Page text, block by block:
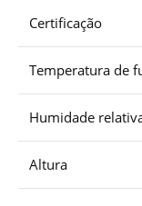
Certificação
Temperatura de
Humidade
Altura